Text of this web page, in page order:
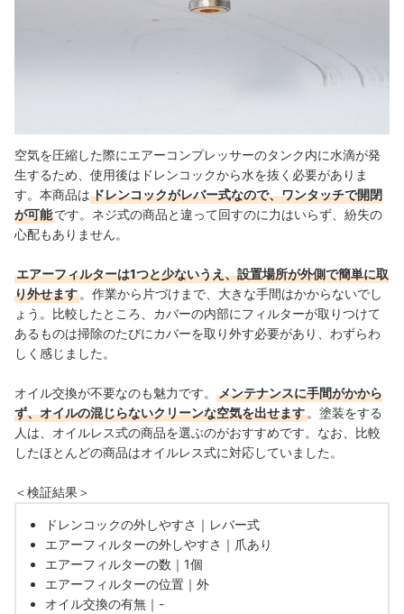
空気を圧縮した際にエアーコンプレッサーのタンク内に水滴が発
生するため、使用後はドレンコックから水を抜く必要がありま
す。本商品はドレンコックがレバー式なので、ワンタッチで開閉
が可能です。ネジ式の商品と違って回すのに力はいらず、紛失の
心配もありません。
エアーフィルターは1つと少ないうえ、設置場所が外側で簡単に取
り外せます。作業から片づけまで、大きな手間はかからないでし
ょう。比較したところ、カバーの内部にフィルターが取りつけて
あるものは掃除のたびにカバーを取り外す必要があり、わずらわ
しく感じました。
オイル交換が不要なのも魅力です。
メンテナンスに手間がかから
ず、オイルの混じらないクリーンな空気を出せます。塗装をする
人は、オイルレス式の商品を選ぶのがおすすめです。なお、比較
したほとんどの商品はオイルレス式に対応していました。
＜検証結果＞
ドレンコックの外しやすさ｜レバー式
エアーフィルターの外しやすさ｜爪あり
エアーフィルターの数｜1個
エアーフィルターの位置｜外
オイル交換の有無｜-